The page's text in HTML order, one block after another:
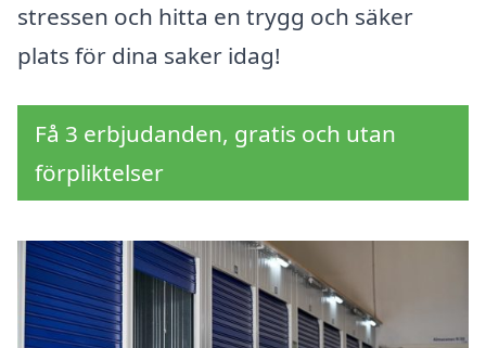
stressen och hitta en trygg och säker
plats för dina saker idag!
Få 3 erbjudanden, gratis och utan
förpliktelser